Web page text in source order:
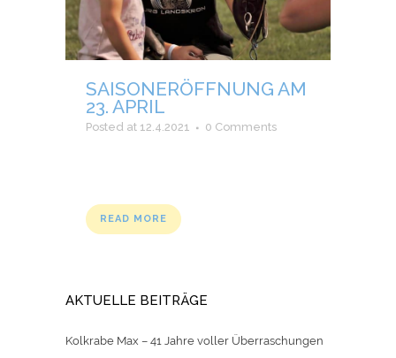
SAISONERÖFFNUNG AM
23. APRIL
Posted at 12.4.2021 0 Comments
READ MORE
AKTUELLE BEITRÄGE
Kolkrabe Max – 41 Jahre voller Überraschungen